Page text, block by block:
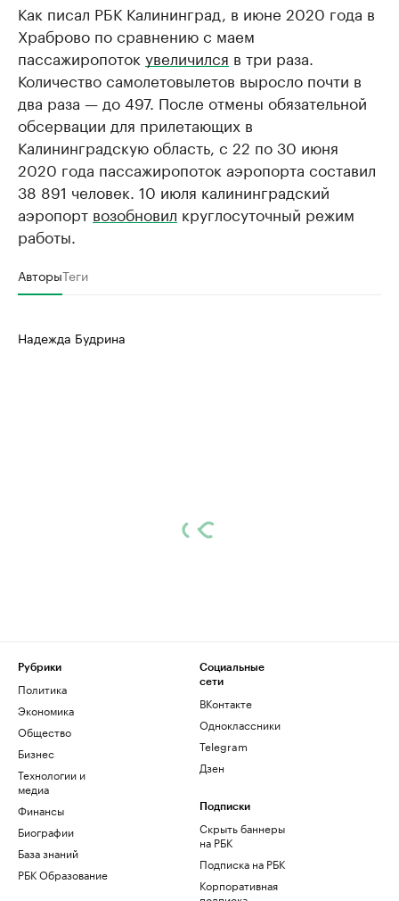
Как писал РБК Калининград, в июне 2020 года в
Храброво по сравнению с маем
пассажиропоток увеличился в три раза.
Количество самолетовылетов выросло почти в
два раза — до 497. После отмены обязательной
обсервации для прилетающих в
Калининградскую область, с 22 по 30 июня
2020 года пассажиропоток аэропорта составил
38 891 человек. 10 июля калининградский
аэропорт возобновил круглосуточный режим
работы.
АвторыТеги
Надежда Будрина
Рубрики
Политика
Экономика
Общество
Бизнес
Технологии и
медиа
Финансы
Биографии
База знаний
РБК Образование
Социальные
сети
ВКонтакте
Одноклассники
Telegram
Дзен
Подписки
Скрыть баннеры
на РБК
Подписка на РБК
Корпоративная